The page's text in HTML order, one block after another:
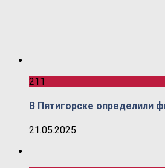
211
В Пятигорске определили
21.05.2025